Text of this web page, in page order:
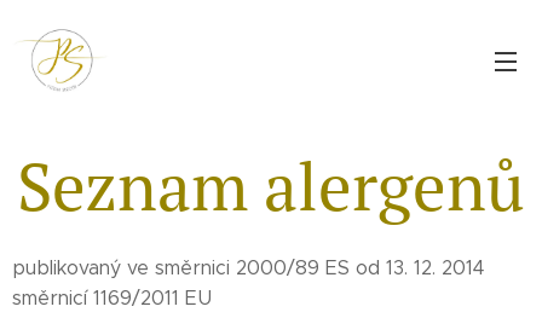
Seznam alergenů
publikovaný ve směrnici 2000/89 ES od 13. 12. 2014
směrnicí 1169/2011 EU